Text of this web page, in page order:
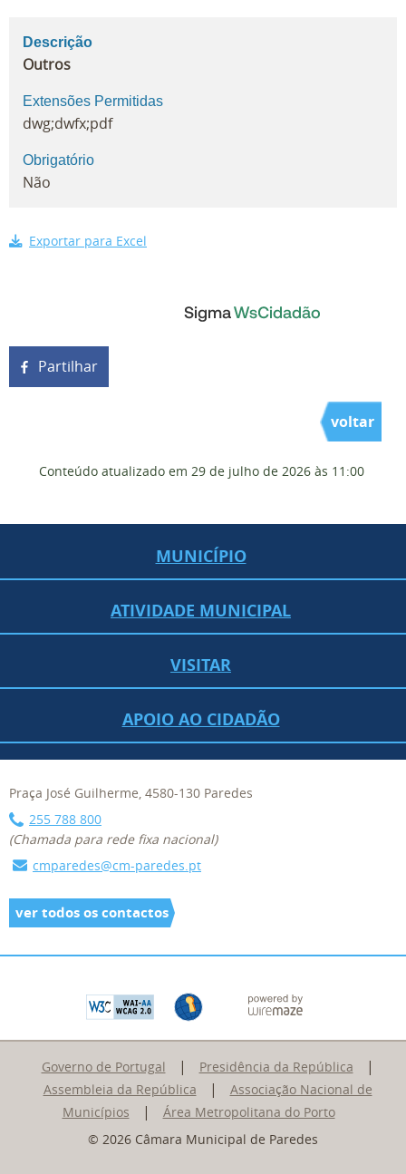
Descrição
Outros
Extensões Permitidas
dwg;dwfx;pdf
Obrigatório
Não
Exportar para Excel
Partilhar
voltar
Conteúdo atualizado em 29 de julho de 2026 às 11:00
MUNICÍPIO
ATIVIDADE MUNICIPAL
VISITAR
APOIO AO CIDADÃO
Praça José Guilherme, 4580-130 Paredes
255 788 800
(Chamada para rede fixa nacional)
cmparedes@cm-paredes.pt
ver todos os contactos
Governo de Portugal | Presidência da República |
Assembleia da República |
Associação Nacional de
Municípios
|
Área Metropolitana do Porto
© 2026 Câmara Municipal de Paredes